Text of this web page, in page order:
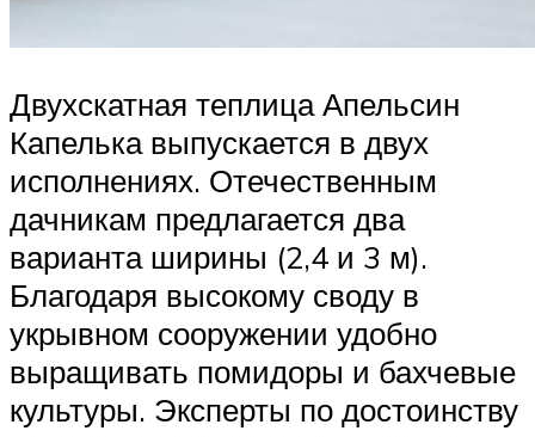
Двухскатная теплица Апельсин
Капелька выпускается в двух
исполнениях. Отечественным
дачникам предлагается два
варианта ширины (2,4 и 3 м).
Благодаря высокому своду в
укрывном сооружении удобно
выращивать помидоры и бахчевые
культуры. Эксперты по достоинству